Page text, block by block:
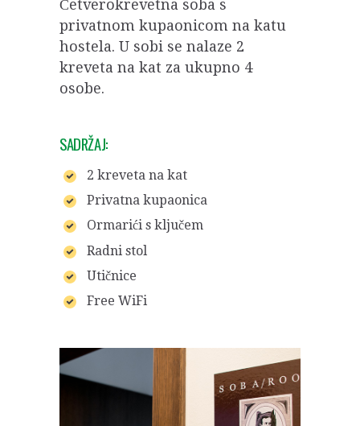
Četverokrevetna soba s
privatnom kupaonicom na katu
hostela. U sobi se nalaze 2
kreveta na kat za ukupno 4
osobe.
SADRŽAJ:
2 kreveta na kat
Privatna kupaonica
Ormarići s ključem
Radni stol
Utičnice
Free WiFi